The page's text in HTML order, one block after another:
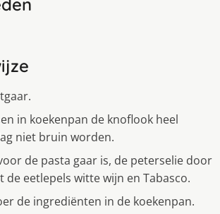
in koekenpan de knoflook heel
niet bruin worden.
de pasta gaar is, de peterselie door
de eetlepels witte wijn en Tabasco.
de ingrediënten in de koekenpan.